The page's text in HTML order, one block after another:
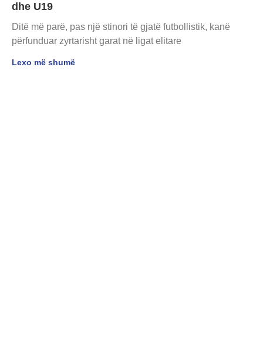
dhe U19
Ditë më parë, pas një stinori të gjatë futbollistik, kanë
përfunduar zyrtarisht garat në ligat elitare
Lexo më shumë